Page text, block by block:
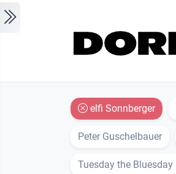
elfi Sonnberger
Peter Guschelbauer
Tuesday the Bluesday